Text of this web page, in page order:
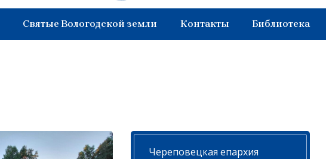
Святые Вологодской земли Контакты Библиотека
Череповецкая епархия